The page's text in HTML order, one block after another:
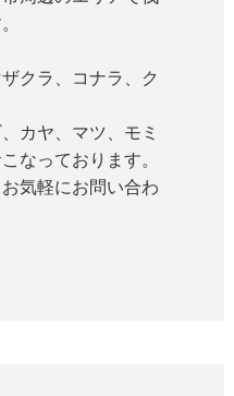
クラ、コナラ、ク
カヤ、マツ、モミ
なっております。
気軽にお問い合わ